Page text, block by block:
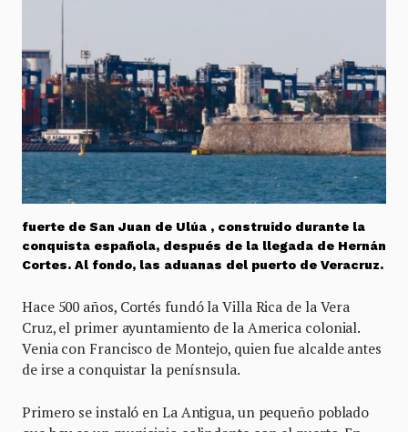
fuerte de San Juan de Ulúa , construido durante la
conquista española, después de la llegada de Hernán
Cortes. Al fondo, las aduanas del puerto de Veracruz.
Hace 500 años, Cortés fundó la Villa Rica de la Vera
Cruz, el primer ayuntamiento de la America colonial.
Venia con Francisco de Montejo, quien fue alcalde antes
de irse a conquistar la penísnsula.
Primero se instaló en La Antigua, un pequeño poblado